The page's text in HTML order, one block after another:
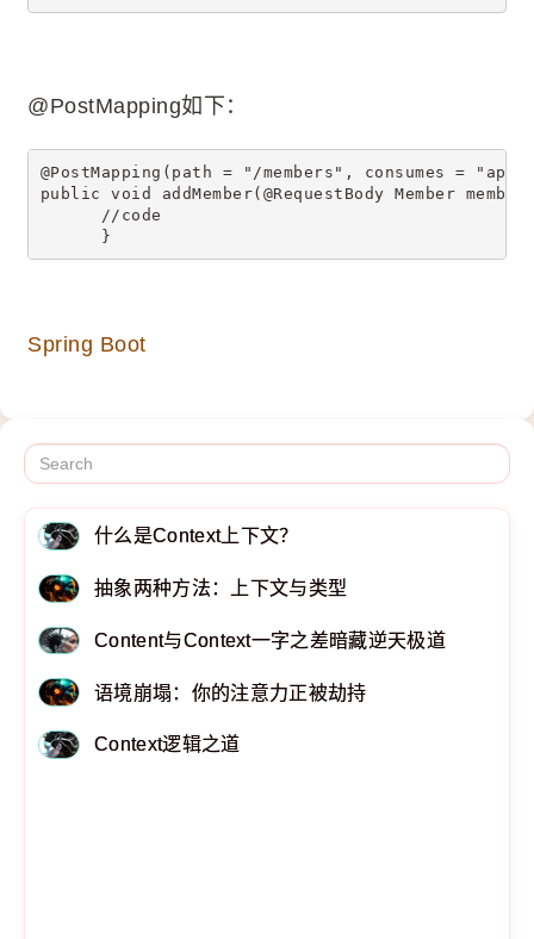
@PostMapping如下：
@PostMapping(path = "/members", consumes =
public void addMember(@RequestBody Member
      //code
      }
Spring Boot
什么是Context上下文？
抽象两种方法：上下文与类型
Content与Context一字之差暗藏逆天极道
语境崩塌：你的注意力正被劫持
Context逻辑之道